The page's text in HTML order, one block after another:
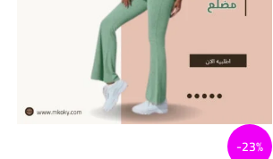
-23%